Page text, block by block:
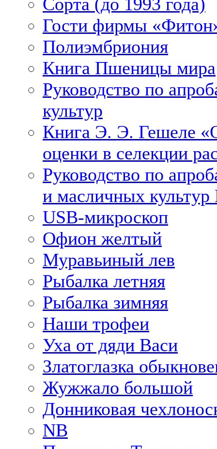
Гости фирмы
Полиэмбриония
Книга Пшеницы мира
Руководство по
культур
Книга Э. Э. Гешеле
оценки в селекции
Руководство по
и масличных культур
USB-микроскоп
Офион желтый
Муравьиный лев
Рыбалка летняя
Рыбалка зимняя
Наши трофеи
Уха от дяди Васи
Златоглазка
Жужжало большой
Донниковая
NB